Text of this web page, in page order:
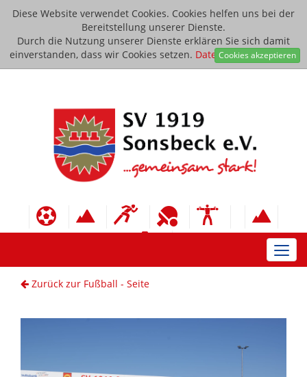
Diese Website verwendet Cookies. Cookies helfen uns bei der
Bereitstellung unserer Dienste.
Durch die Nutzung unserer Dienste erklären Sie sich damit
einverstanden, dass wir Cookies setzen. Datenschutzerklärung
Cookies akzeptieren
Zurück zur Fußball - Seite